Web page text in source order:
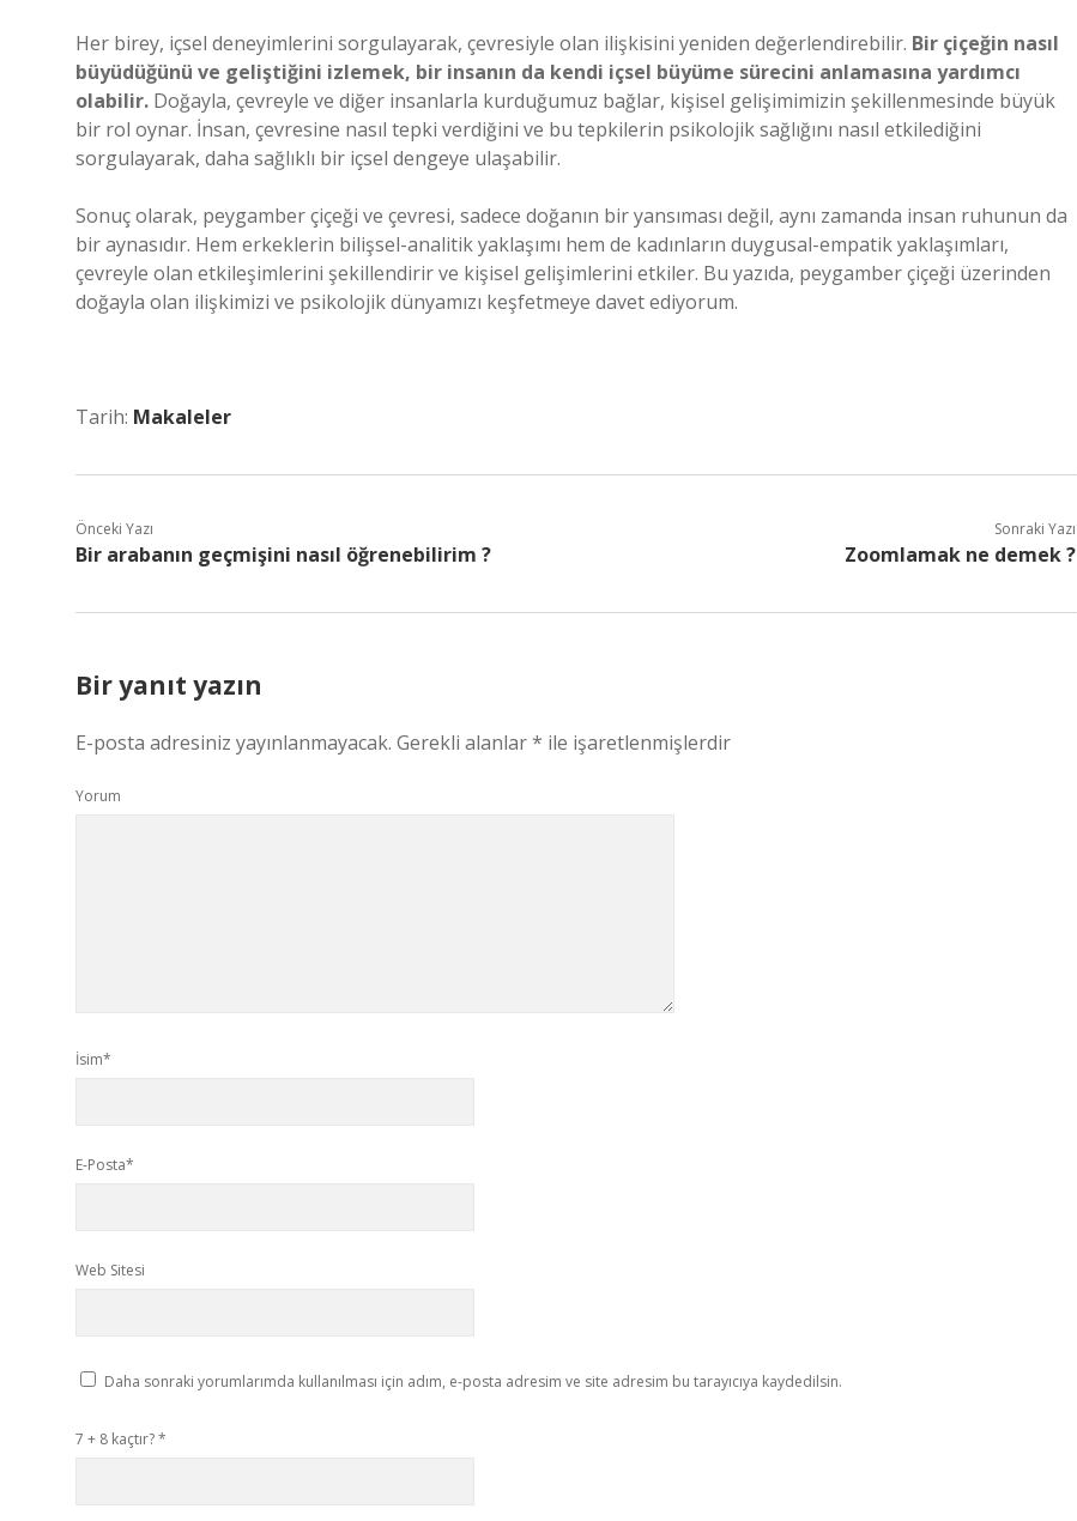
Her birey, içsel deneyimlerini sorgulayarak, çevresiyle olan ilişkisini yeniden değerlendirebilir. Bir çiçeğin nasıl
büyüdüğünü ve geliştiğini izlemek, bir insanın da kendi içsel büyüme sürecini anlamasına yardımcı
olabilir. Doğayla, çevreyle ve diğer insanlarla kurduğumuz bağlar, kişisel gelişimimizin şekillenmesinde büyük
bir rol oynar. İnsan, çevresine nasıl tepki verdiğini ve bu tepkilerin psikolojik sağlığını nasıl etkilediğini
sorgulayarak, daha sağlıklı bir içsel dengeye ulaşabilir.
Sonuç olarak, peygamber çiçeği ve çevresi, sadece doğanın bir yansıması değil, aynı zamanda insan ruhunun da
bir aynasıdır. Hem erkeklerin bilişsel-analitik yaklaşımı hem de kadınların duygusal-empatik yaklaşımları,
çevreyle olan etkileşimlerini şekillendirir ve kişisel gelişimlerini etkiler. Bu yazıda, peygamber çiçeği üzerinden
doğayla olan ilişkimizi ve psikolojik dünyamızı keşfetmeye davet ediyorum.
Tarih: Makaleler
Önceki Yazı
Bir arabanın geçmişini nasıl öğrenebilirim ?
Sonraki Yazı
Zoomlamak ne demek ?
Bir yanıt yazın
E-posta adresiniz yayınlanmayacak. Gerekli alanlar* ile işaretlenmişlerdir
Yorum
İsim*
E-Posta*
Web Sitesi
Daha sonraki yorumlarımda kullanılması için adım, e-posta adresim ve site adresim bu tarayıcıya kaydedilsin.
7 + 8 kaçtır?*